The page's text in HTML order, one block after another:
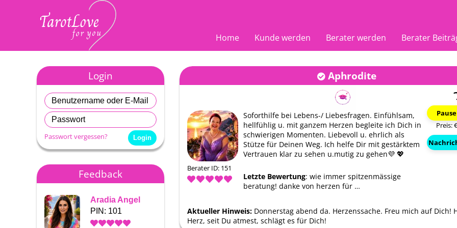
Home Kunde werden Berater werden Berater
Login
Passwort vergessen?
Feedback
Aradia Angel
PIN: 101
PIN: 101
PIN: 101
PIN:
Aphrodite
Berater ID: 151
Soforthilfe bei Lebens-/ Liebesfragen. Einfühlsam,
hellfühlig u. mit ganzem Herzen begleite ich Dich in
schwierigen Momenten. Liebevoll u. ehrlich als
Stütze für Deinen Weg. Ich helfe Dir mit gestärktem
Vertrauen klar zu sehen u.mutig zu gehen💜 💖
Letzte Bewertung: wie immer spitzenmässige
beratung! danke von herzen für …
Preis:
Aktueller Hinweis: Donnerstag abend da. Herzenssache. Freu mich auf Dich!
Herz, seit Du atmest, schlägt es für Dich!